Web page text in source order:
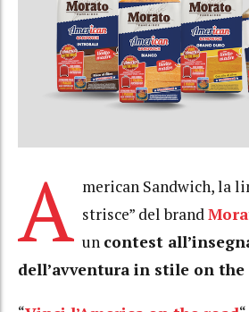
A merican Sandwich, la
strisce” del brand
un contest
dell’avventura in stile on the